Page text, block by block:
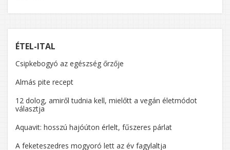
ÉTEL-ITAL
Csipkebogyó az egészség őrzője
Almás pite recept
12 dolog, amiről tudnia kell, mielőtt a vegán életmódot
választja
Aquavit: hosszú hajóúton érlelt, fűszeres párlat
A feketeszedres mogyoró lett az év fagylaltja